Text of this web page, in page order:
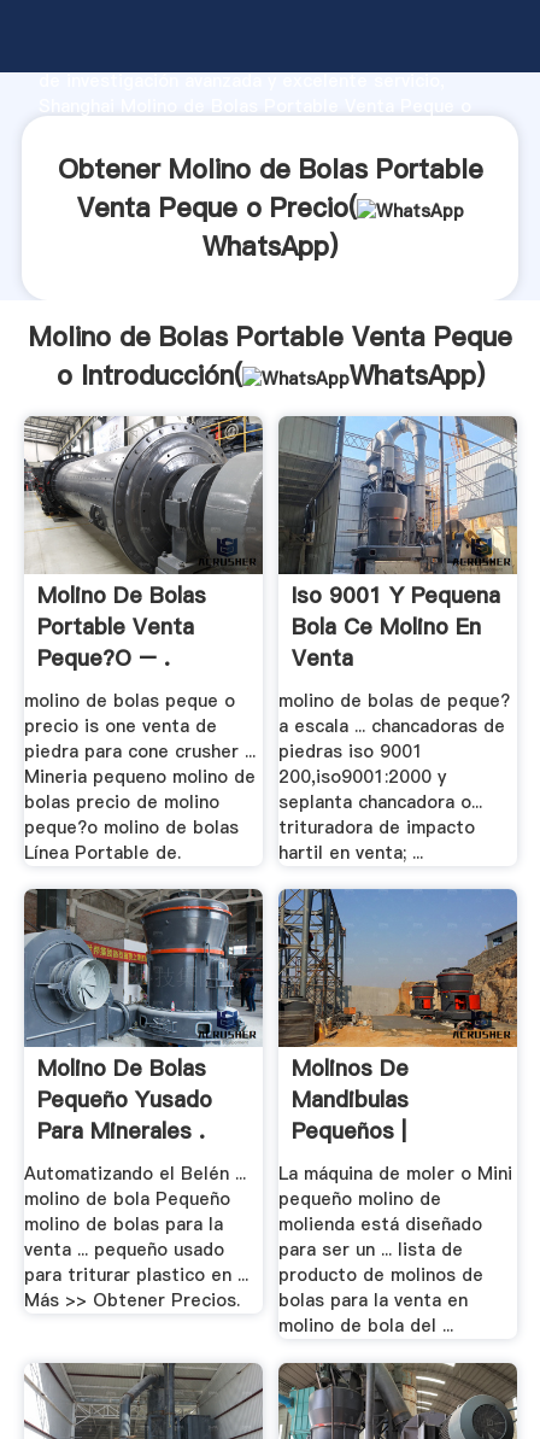
de investigación avanzada y excelente servicio,
clientes.
Obtener Molino de Bolas Portable
Venta Peque o Precio(
WhatsApp)
Molino de Bolas Portable Venta Peque
o Introducción(
WhatsApp)
Molino De Bolas
Portable Venta
Peque?o – .
molino de bolas peque o
precio is one venta de
piedra para cone crusher ...
Mineria pequeno molino de
bolas precio de molino
peque?o molino de bolas
Línea Portable de.
Iso 9001 Y Pequena
Bola Ce Molino En
Venta
molino de bolas de peque?
a escala ... chancadoras de
piedras iso 9001
200,iso9001:2000 y
seplanta chancadora o...
trituradora de impacto
hartil en venta; ...
Molino De Bolas
Pequeño Yusado
Para Minerales .
Automatizando el Belén ...
molino de bola Pequeño
molino de bolas para la
venta ... pequeño usado
para triturar plastico en ...
Más >> Obtener Precios.
Molinos De
Mandibulas
Pequeños |
Trituradora Y .
La máquina de moler o Mini
pequeño molino de
molienda está diseñado
para ser un ... lista de
producto de molinos de
bolas para la venta en
molino de bola del ...